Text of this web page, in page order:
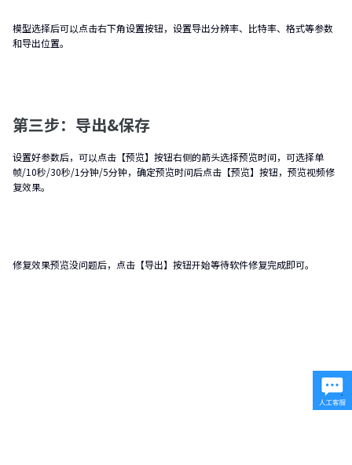
模型选择后可以点击右下角设置按钮，设置导出分辨率、比特率、格式等参数
和导出位置。
第三步：导出&保存
设置好参数后，可以点击【预览】按钮右侧的箭头选择预览时间，可选择单
帧/10秒/30秒/1分钟/5分钟，确定预览时间后点击【预览】按钮，预览视频修
复效果。
修复效果预览没问题后，点击【导出】按钮开始等待软件修复完成即可。